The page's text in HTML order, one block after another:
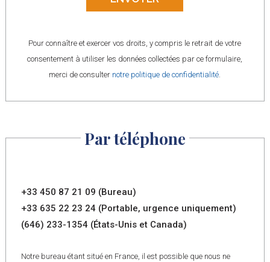
Pour connaître et exercer vos droits, y compris le retrait de votre
consentement à utiliser les données collectées par ce formulaire,
merci de consulter notre politique de confidentialité.
Par téléphone
+33 450 87 21 09 (Bureau)
+33 635 22 23 24 (Portable, urgence uniquement)
(646) 233-1354 (États-Unis et Canada)
Notre bureau étant situé en France, il est possible que nous ne